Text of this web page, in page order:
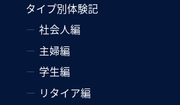
タイプ別体験記
社会人編
主婦編
学生編
リタイア編